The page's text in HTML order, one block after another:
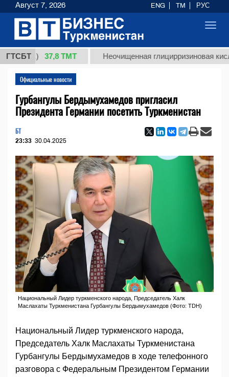
ГТСБТ
37,8 ТМТ Неочищенная глицирризиновая кислота
Официальные новости
Гурбангулы Бердымухамедов пригласил
Президента Германии посетить Туркменистан
БТ
23:33 30.04.2025
Национальный Лидер туркменского народа, Председатель Халк
Маслахаты Туркменистана Гурбангулы Бердымухамедов (Фото: TDH)
Национальный Лидер туркменского народа,
Председатель Халк Маслахаты Туркменистана
Гурбангулы Бердымухамедов в ходе телефонного
разговора с Федеральным Президентом Германии
Август 7, 2026 ENG TM РУС